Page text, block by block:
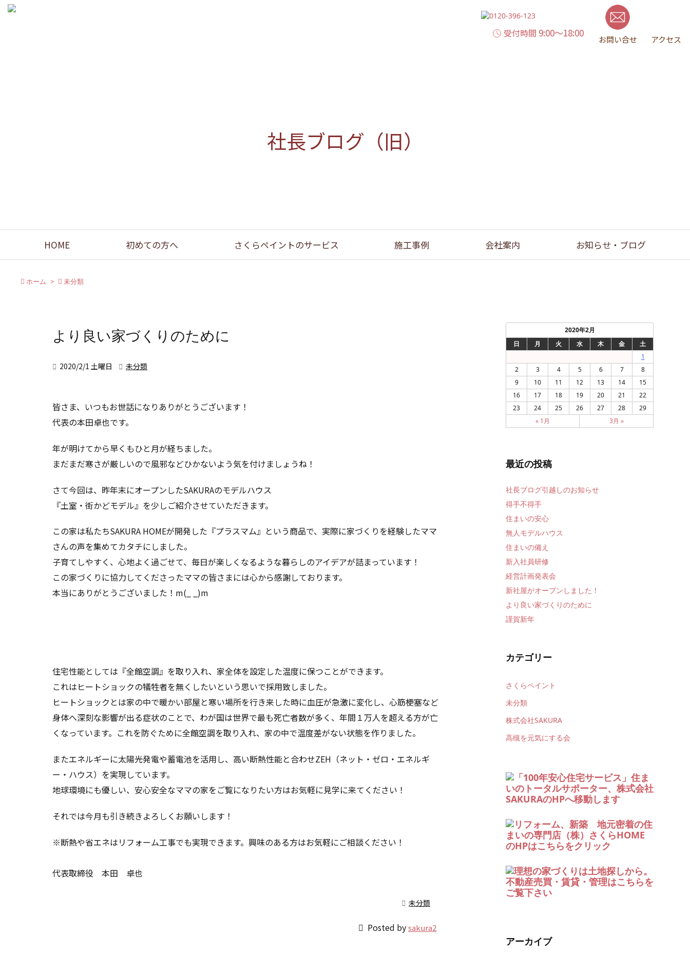
受付時間 9:00～18:00
お問い合せ アクセス
社長ブログ（旧）
HOME 初めての方へ さくらペイントのサービス 施工事例 会社案内 お知らせ・ブログ
 ホーム >  未分類
より良い家づくりのために
 2020/2/1 土曜日  未分類
皆さま、いつもお世話になりありがとうございます！
代表の本田卓也です。
年が明けてから早くもひと月が経ちました。
まだまだ寒さが厳しいので風邪などひかないよう気を付けましょうね！
さて今回は、昨年末にオープンしたSAKURAのモデルハウス
『土室・街かどモデル』を少しご紹介させていただきます。
この家は私たちSAKURA HOMEが開発した『プラスマム』という商品で、実際に家づくりを経験したママ
さんの声を集めてカタチにしました。
子育てしやすく、心地よく過ごせて、毎日が楽しくなるような暮らしのアイデアが詰まっています！
この家づくりに協力してくださったママの皆さまには心から感謝しております。
本当にありがとうございました！m(_ _)m
住宅性能としては『全館空調』を取り入れ、家全体を設定した温度に保つことができます。
これはヒートショックの犠牲者を無くしたいという思いで採用致しました。
ヒートショックとは家の中で暖かい部屋と寒い場所を行き来した時に血圧が急激に変化し、心筋梗塞など
身体へ深刻な影響が出る症状のことで、わが国は世界で最も死亡者数が多く、年間１万人を超える方が亡
くなっています。これを防ぐために全館空調を取り入れ、家の中で温度差がない状態を作りました。
またエネルギーに太陽光発電や蓄電池を活用し、高い断熱性能と合わせZEH（ネット・ゼロ・エネルギ
ー・ハウス）を実現しています。
地球環境にも優しい、安心安全なママの家をご覧になりたい方はお気軽に見学に来てください！
それでは今月も引き続きよろしくお願いします！
※断熱や省エネはリフォーム工事でも実現できます。興味のある方はお気軽にご相談ください！
代表取締役 本田 卓也
 未分類
 Posted bysakura2
2020年2月
日
月 火 水 木 金
土
1
2
3 4 5 6 7
8
9
10 11 12 13 14
15
16
17 18 19 20 21
22
23
24 25 26 27 28
29
« 1月
3月 »
最近の投稿
社長ブログ引越しのお知らせ
得手不得手
住まいの安心
無人モデルハウス
住まいの備え
新入社員研修
経営計画発表会
新社屋がオープンしました！
より良い家づくりのために
謹賀新年
カテゴリー
さくらペイント
未分類
株式会社SAKURA
高槻を元気にする会
アーカイブ